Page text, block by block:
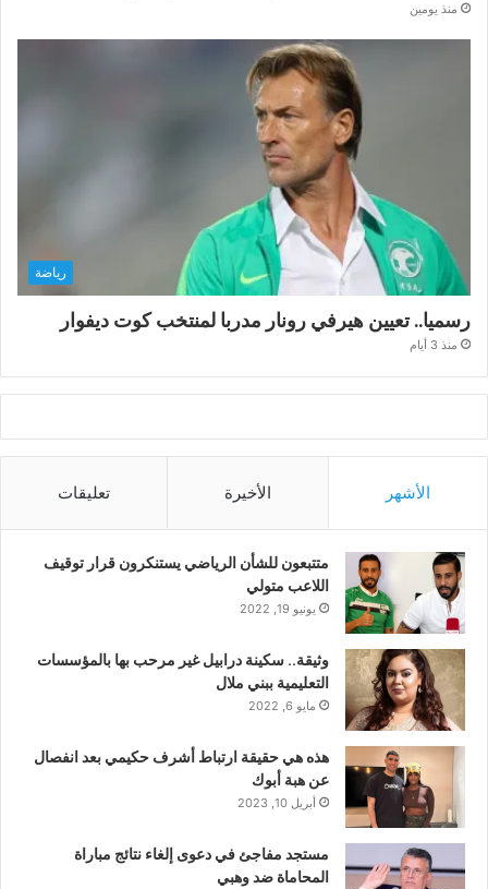
منذ يومين
رياضة
رسميا.. تعيين هيرفي رونار مدربا لمنتخب كوت ديفوار
منذ 3 أيام
الأشهر الأخيرة تعليقات
متتبعون للشأن الرياضي يستنكرون قرار توقيف
اللاعب متولي
يونيو 19, 2022
وثيقة.. سكينة درابيل غير مرحب بها بالمؤسسات
التعليمية ببني ملال
مايو 6, 2022
هذه هي حقيقة ارتباط أشرف حكيمي بعد انفصال
عن هبة أبوك
أبريل 10, 2023
مستجد مفاجئ في دعوى إلغاء نتائج مباراة
المحاماة ضد وهبي